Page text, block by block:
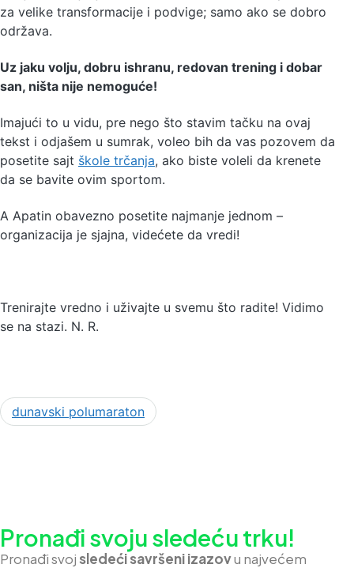
za velike transformacije i podvige; samo ako se dobro
održava.
Uz jaku volju, dobru ishranu, redovan trening i dobar
san, ništa nije nemoguće!
Imajući to u vidu, pre nego što stavim tačku na ovaj
tekst i odjašem u sumrak, voleo bih da vas pozovem da
posetite sajt škole trčanja, ako biste voleli da krenete
da se bavite ovim sportom.
A Apatin obavezno posetite najmanje jednom –
organizacija je sjajna, videćete da vredi!
Trenirajte vredno i uživajte u svemu što radite! Vidimo
se na stazi. N. R.
dunavski polumaraton
Pronađi svoju sledeću trku!
Pronađi svojsledeći savršeni izazovu najvećem